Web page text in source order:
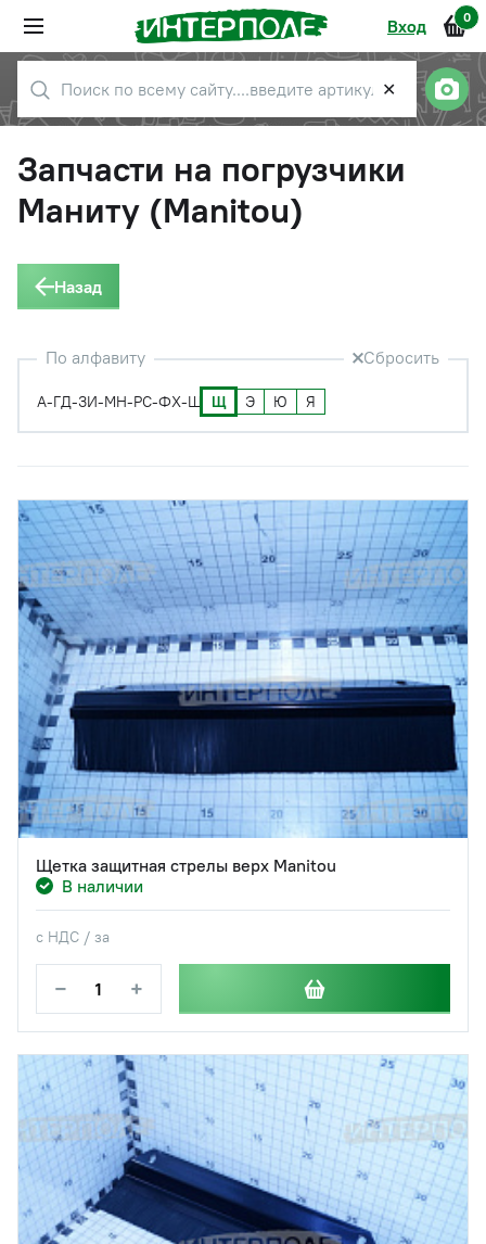
Вход 0
✕
Запчасти на погрузчики
Маниту (Manitou)
Назад
По алфавиту Сбросить
А-ГД-ЗИ-МН-РС-ФХ-Ш Щ Э Ю Я
Щетка защитная стрелы верх Manitou
В наличии
с НДС / за
− +